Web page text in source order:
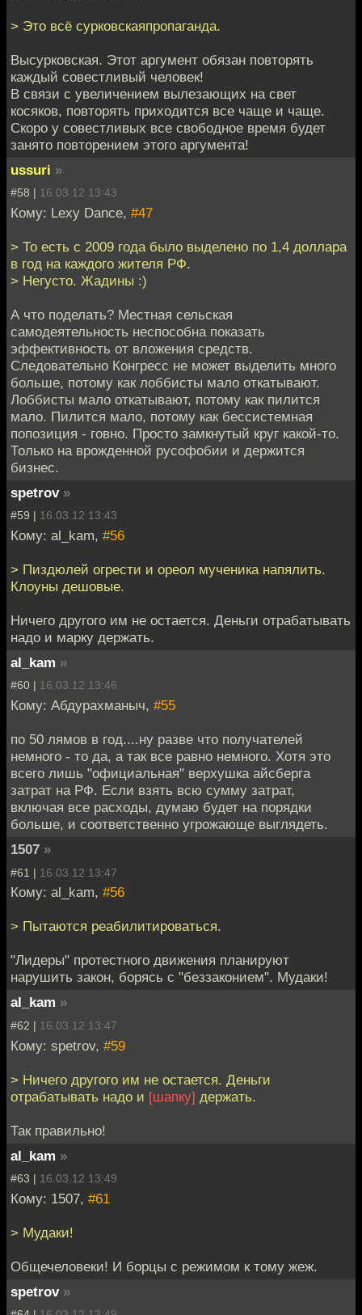
> Это всё сурковскаяпропаганда.
Высурковская. Этот аргумент обязан повторять
каждый совестливый человек!
В связи с увеличением вылезающих на свет
косяков, повторять приходится все чаще и чаще.
Скоро у совестливых все свободное время будет
занято повторением этого аргумента!
ussuri »
#58 | 16.03.12 13:43
Кому: Lexy Dance, #47
> То есть с 2009 года было выделено по 1,4 доллара
в год на каждого жителя РФ.
> Негусто. Жадины :)
А что поделать? Местная сельская
самодеятельность неспособна показать
эффективность от вложения средств.
Следовательно Конгресс не может выделить много
больше, потому как лоббисты мало откатывают.
Лоббисты мало откатывают, потому как пилится
мало. Пилится мало, потому как бессистемная
попозиция - говно. Просто замкнутый круг какой-то.
Только на врожденной русофобии и держится
бизнес.
spetrov »
#59 | 16.03.12 13:43
Кому: al_kam, #56
> Пиздюлей огрести и ореол мученика напялить.
Клоуны дешовые.
Ничего другого им не остается. Деньги отрабатывать
надо и марку держать.
al_kam »
#60 | 16.03.12 13:46
Кому: Абдурахманыч, #55
по 50 лямов в год....ну разве что получателей
немного - то да, а так все равно немного. Хотя это
всего лишь "официальная" верхушка айсберга
затрат на РФ. Если взять всю сумму затрат,
включая все расходы, думаю будет на порядки
больше, и соответственно угрожающе выглядеть.
1507 »
#61 | 16.03.12 13:47
Кому: al_kam, #56
> Пытаются реабилитироваться.
"Лидеры" протестного движения планируют
нарушить закон, борясь с "беззаконием". Мудаки!
al_kam »
#62 | 16.03.12 13:47
Кому: spetrov, #59
> Ничего другого им не остается. Деньги
отрабатывать надо и [шапку] держать.
Так правильно!
al_kam »
#63 | 16.03.12 13:49
Кому: 1507, #61
> Мудаки!
Общечеловеки! И борцы с режимом к тому жеж.
spetrov »